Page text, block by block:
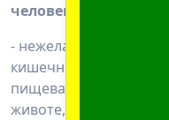
человека из 10
- нежелательные
кишечного тракта,
пищеварения
животе, запор,